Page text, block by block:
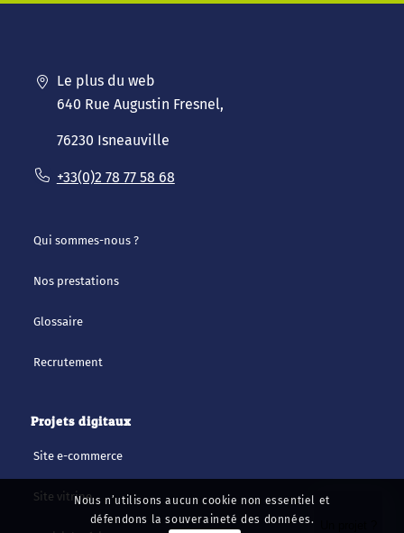
Le plus du web
640 Rue Augustin Fresnel,
76230 Isneauville
+33(0)2 78 77 58 68
Qui sommes-nous ?
Nos prestations
Glossaire
Recrutement
Projets digitaux
Site e-commerce
Site vitrineNous n’utilisons aucun cookie non essentiel et
défendons la souveraineté des données.